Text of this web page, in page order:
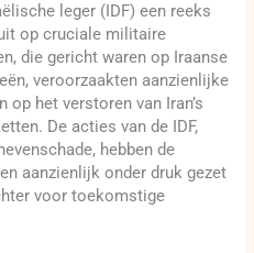
leger (IDF) een reeks
op cruciale militaire
die gericht waren op Iraanse
veroorzaakten aanzienlijke
het verstoren van Iran’s
De acties van de IDF,
hebben de
aanzienlijk onder druk gezet
voor toekomstige